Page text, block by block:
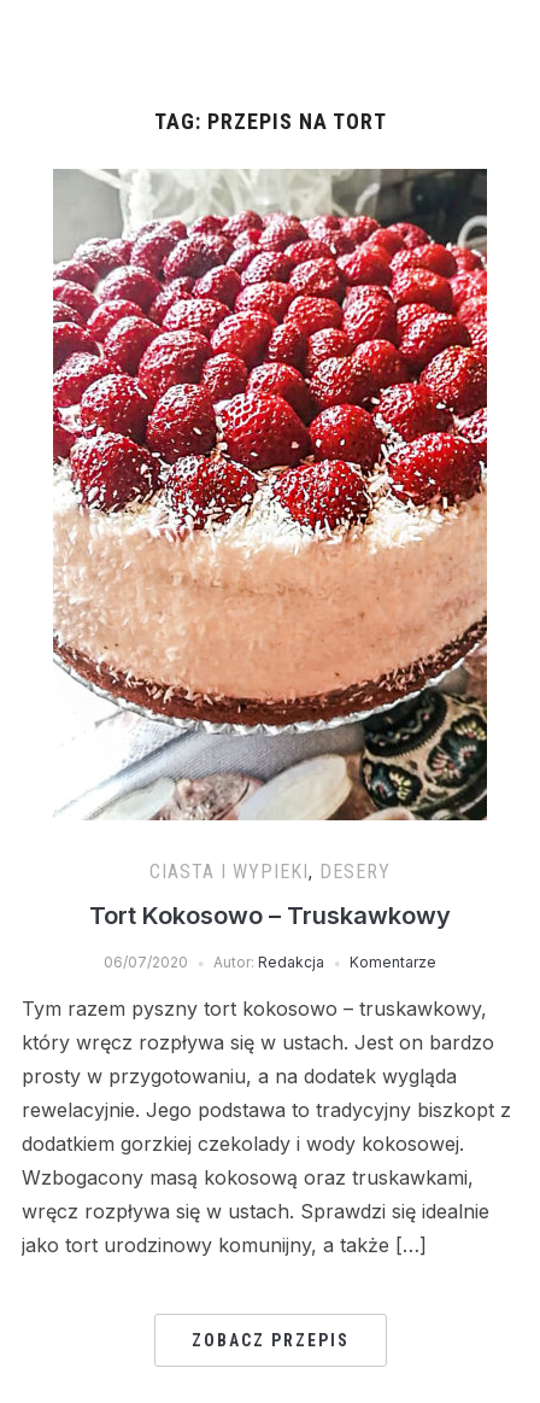
TAG: PRZEPIS NA TORT
CIASTA I WYPIEKI, DESERY
Tort Kokosowo – Truskawkowy
06/07/2020 Autor: Redakcja Komentarze
Tym razem pyszny tort kokosowo – truskawkowy,
który wręcz rozpływa się w ustach. Jest on bardzo
prosty w przygotowaniu, a na dodatek wygląda
rewelacyjnie. Jego podstawa to tradycyjny biszkopt z
dodatkiem gorzkiej czekolady i wody kokosowej.
Wzbogacony masą kokosową oraz truskawkami,
wręcz rozpływa się w ustach. Sprawdzi się idealnie
jako tort urodzinowy komunijny, a także […]
ZOBACZ PRZEPIS